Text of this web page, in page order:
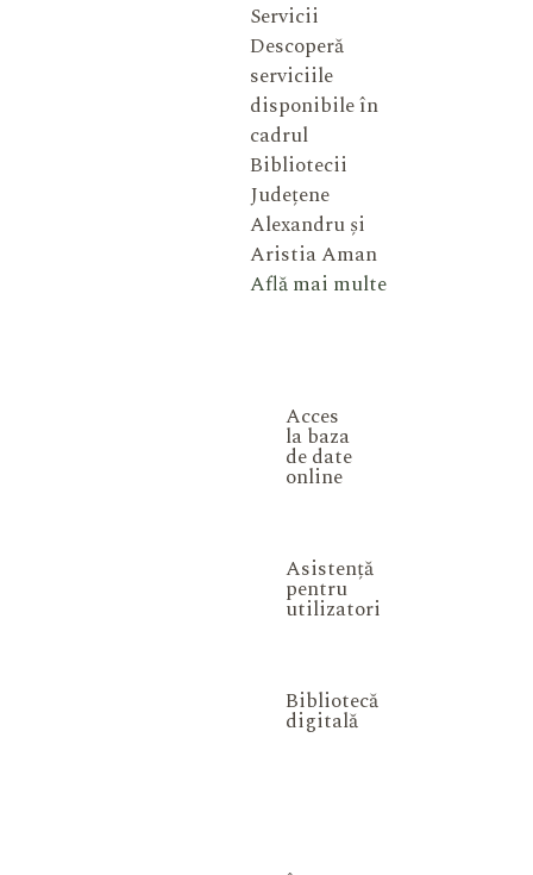
Servicii
Descoperă
serviciile
disponibile în
cadrul
Bibliotecii
Județene
Alexandru și
Aristia Aman
Află mai multe
Acces
la baza
de date
online
Asistență
pentru
utilizatori
Bibliotecă
digitală